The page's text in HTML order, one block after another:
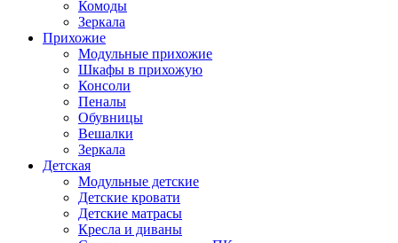
Комоды
Зеркала
Прихожие
Модульные прихожие
Шкафы в прихожую
Консоли
Пеналы
Обувницы
Вешалки
Зеркала
Детская
Модульные детские
Детские кровати
Детские матрасы
Кресла и диваны